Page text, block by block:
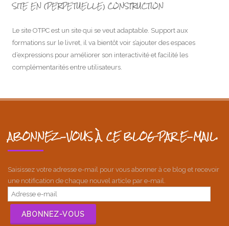
SITE EN (PERPETUELLE) CONSTRUCTION
Le site OTPC est un site qui se veut adaptable. Support aux
formations sur le livret, il va bientôt voir s’ajouter des espaces
d’expressions pour améliorer son interactivité et facilité les
complémentarités entre utilisateurs.
ABONNEZ-VOUS À CE BLOG PAR E-MAIL.
Saisissez votre adresse e-mail pour vous abonner à ce blog et recevoir
une notification de chaque nouvel article par e-mail.
Adresse
e-
ABONNEZ-VOUS